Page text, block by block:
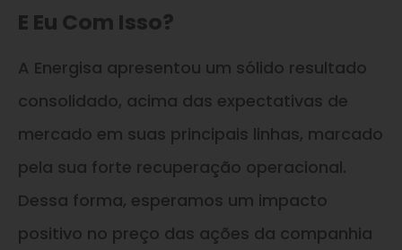
E Eu Com Isso?
A Energisa apresentou um sólido resultado
consolidado, acima das expectativas de
mercado em suas principais linhas, marcado
pela sua forte recuperação operacional.
Dessa forma, esperamos um impacto
positivo no preço das ações da companhia